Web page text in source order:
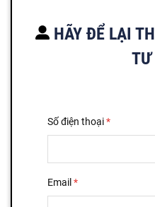
HÃY ĐỂ LẠI
TƯ